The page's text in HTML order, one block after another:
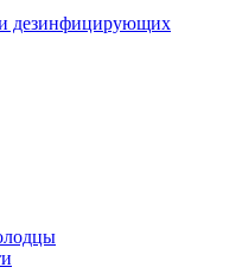
и дезинфицирующих